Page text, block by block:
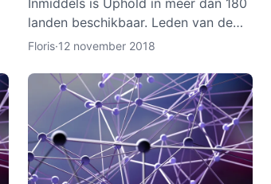
Inmiddels is Uphold in meer dan 180
landen beschikbaar. Leden van de
dienst zijn onder meer bedrijven,
non-profitorganisa
Floris·12 november 2018